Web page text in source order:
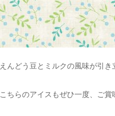
えんどう豆とミルクの風味が引き
こちらのアイスもぜひ一度、ご